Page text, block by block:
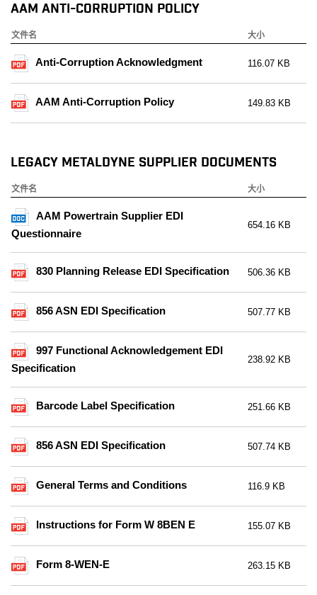
AAM Anti-Corruption Policy
文件名 大小
Anti-Corruption Acknowledgment 116.07 KB
AAM Anti-Corruption Policy 149.83 KB
Legacy Metaldyne Supplier Documents
文件名 大小
AAM Powertrain Supplier EDI
Questionnaire
654.16 KB
830 Planning Release EDI Specification 506.36 KB
856 ASN EDI Specification 507.77 KB
997 Functional Acknowledgement EDI
Specification
238.92 KB
Barcode Label Specification 251.66 KB
856 ASN EDI Specification 507.74 KB
General Terms and Conditions 116.9 KB
Instructions for Form W 8BEN E 155.07 KB
Form 8-WEN-E 263.15 KB